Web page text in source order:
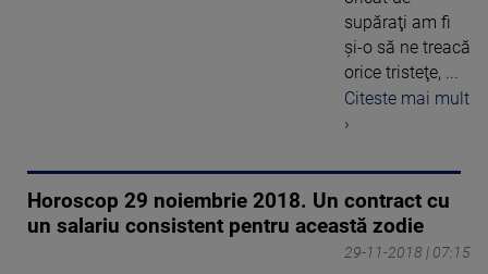
supăraţi am fi
şi-o să ne treacă
orice tristeţe, ...
Citeste mai mult
›
Horoscop 29 noiembrie 2018. Un contract cu
un salariu consistent pentru această zodie
29-11-2018 | 07:15